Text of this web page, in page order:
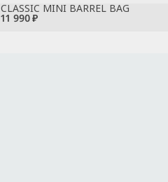
11 990 ₽
CLASSIC MINI BARREL BAG